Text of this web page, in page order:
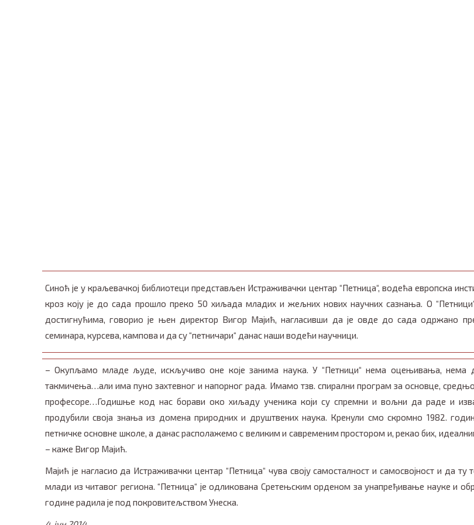
Синоћ је у краљевачкој библиотеци представљен Истраживачки центар “Петница“, водећа европска
кроз коју је до сада прошло преко 50 хиљада младих и жељних нових научних сазнања. О
достигнућима, говорио је њен директор Вигор Мајић, нагласивши да је овде до сада одржано
семинара, курсева, кампова и да су “петничари“ данас наши водећи научници.
– Окупљамо младе људе, искључиво оне које занима наука. У “Петници“ нема оцењивања, нема
такмичења…али има пуно захтевног и напорног рада. Имамо тзв. спирални програм за основце,
професоре…Годишње код нас борави око хиљаду ученика који су спремни и вољни да раде и
продубили своја знања из домена природних и друштвених наука. Кренули смо скромно 1982.
петничке основне школе, а данас располажемо с великим и савременим простором и, рекао бих,
– каже Вигор Мајић.
Мајић је нагласио да Истраживачки центар “Петница“ чува своју самосталност и самосвојност и да ту
млади из читавог региона. “Петница“ је одликована Сретењским орденом за унапређивање науке и
године радила је под покровитељством Унеска.